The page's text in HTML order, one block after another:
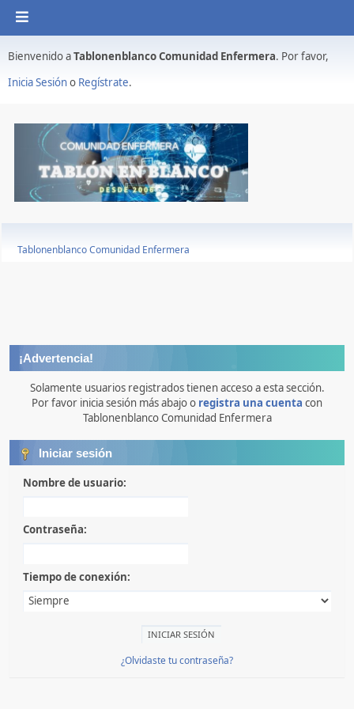
Bienvenido aTablonenblanco Comunidad Enfermera. Por favor,
Inicia Sesióno Regístrate.
Tablonenblanco Comunidad Enfermera
¡Advertencia!
Solamente usuarios registrados tienen acceso a esta sección.
Por favor inicia sesión más abajo o registra una cuenta con
Tablonenblanco Comunidad Enfermera
Iniciar sesión
Nombre de usuario:
Contraseña:
Tiempo de conexión:
¿Olvidaste tu contraseña?